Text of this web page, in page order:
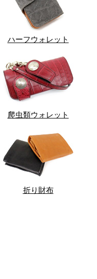
ハーフウォレット
爬虫類ウォレット
折り財布